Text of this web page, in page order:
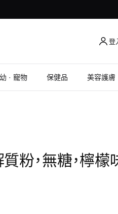
登
· 寵物 保健品 美容護膚
粉，無糖，檸檬